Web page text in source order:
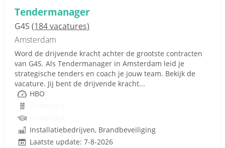
Tendermanager
G4S (184 vacatures)
Amsterdam
Word de drijvende kracht achter de grootste contracten
van G4S. Als Tendermanager in Amsterdam leid je
strategische tenders en coach je jouw team. Bekijk de
vacature. Jij bent de drijvende kracht...
HBO
Installatiebedrijven, Brandbeveiliging
Laatste update: 7-8-2026